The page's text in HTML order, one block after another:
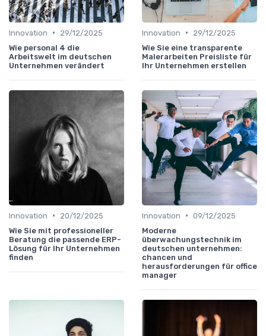
Innovation •
29/12/2025
Wie personal 4 die
Arbeitswelt im deutschen
Unternehmen verändert
Innovation •
29/12/2025
Wie Sie eine transparente
Malerarbeiten Preisliste für
Ihr Unternehmen erstellen
Innovation •
20/12/2025
Wie Sie mit professioneller
Beratung die passende ERP-
Lösung für Ihr Unternehmen
finden
Innovation • 09/12/2025
Moderne
überwachungstechnik im
deutschen unternehmen:
chancen und
herausforderungen für office
manager